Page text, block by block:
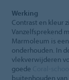
Werking
Contrast en kleur
Vanzelfsprekend
Marmoleum is
onderhouden. In
vlekverwijderen
goede
buitenhouden van